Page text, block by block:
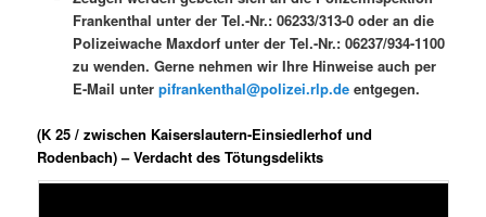
Frankenthal unter der Tel.-Nr.: 06233/313-0 oder an die
Polizeiwache Maxdorf unter der Tel.-Nr.: 06237/934-1100
zu wenden. Gerne nehmen wir Ihre Hinweise auch per
E-Mail unter pifrankenthal@polizei.rlp.deentgegen.
(K 25 / zwischen Kaiserslautern-Einsiedlerhof und
Rodenbach) – Verdacht des Tötungsdelikts